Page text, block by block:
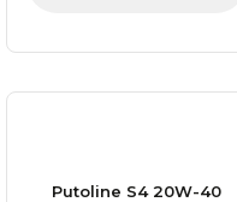
Putoline S4 20W-40